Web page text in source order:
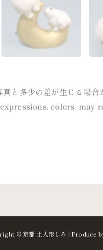
と多少の差が生じる場合
colors,
© 京都 土人形しろ | Produce